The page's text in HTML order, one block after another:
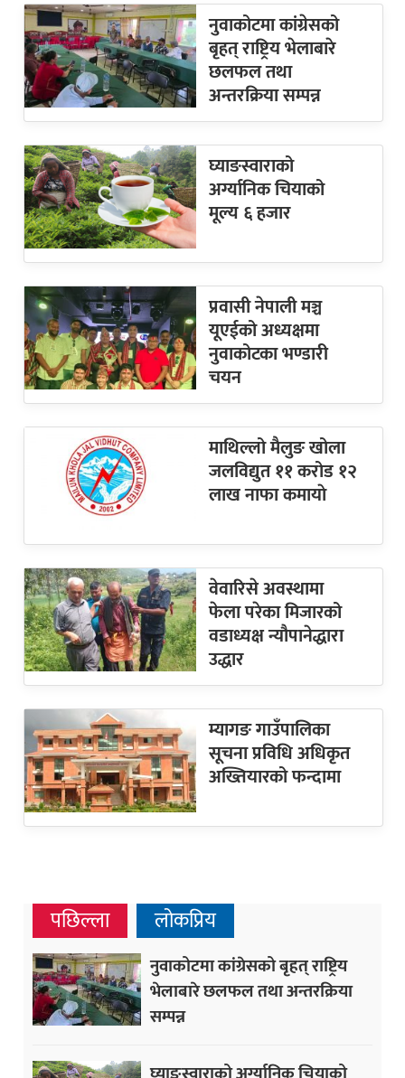
नुवाकोटमा कांग्रेसको
बृहत् राष्ट्रिय भेलाबारे
छलफल तथा
अन्तरक्रिया सम्पन्न
घ्याङस्वाराको
अर्ग्यानिक चियाको
मूल्य ६ हजार
प्रवासी नेपाली मञ्च
यूएईको अध्यक्षमा
नुवाकोटका भण्डारी
चयन
माथिल्लो मैलुङ खोला
जलविद्युत ११ करोड १२
लाख नाफा कमायाे
वेवारिसे अवस्थामा
फेला परेका मिजारको
वडाध्यक्ष न्यौपानेद्धारा
उद्धार
म्यागङ गाउँपालिका
सूचना प्रविधि अधिकृत
अख्तियारको फन्दामा
पछिल्ला लोकप्रिय
नुवाकोटमा कांग्रेसको बृहत् राष्ट्रिय
भेलाबारे छलफल तथा अन्तरक्रिया
सम्पन्न